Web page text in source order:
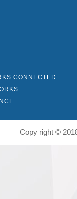
CONNECTED
Copy right ©